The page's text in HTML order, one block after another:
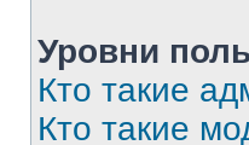
Уровни
Кто такие
Кто такие